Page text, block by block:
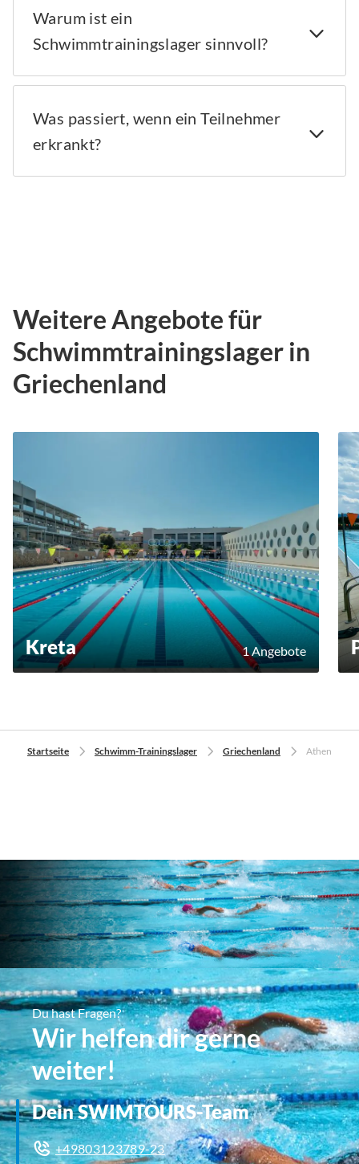
Warum ist ein
Schwimmtrainingslager sinnvoll?
Was passiert, wenn ein Teilnehmer
erkrankt?
Weitere Angebote für
Schwimmtrainingslager in
Griechenland
Kreta 1 Angebote
Startseite Schwimm-Trainingslager Griechenland Athen
Du hast Fragen?
Wir helfen dir gerne
weiter!
Dein SWIMTOURS-Team
+49803123789-23